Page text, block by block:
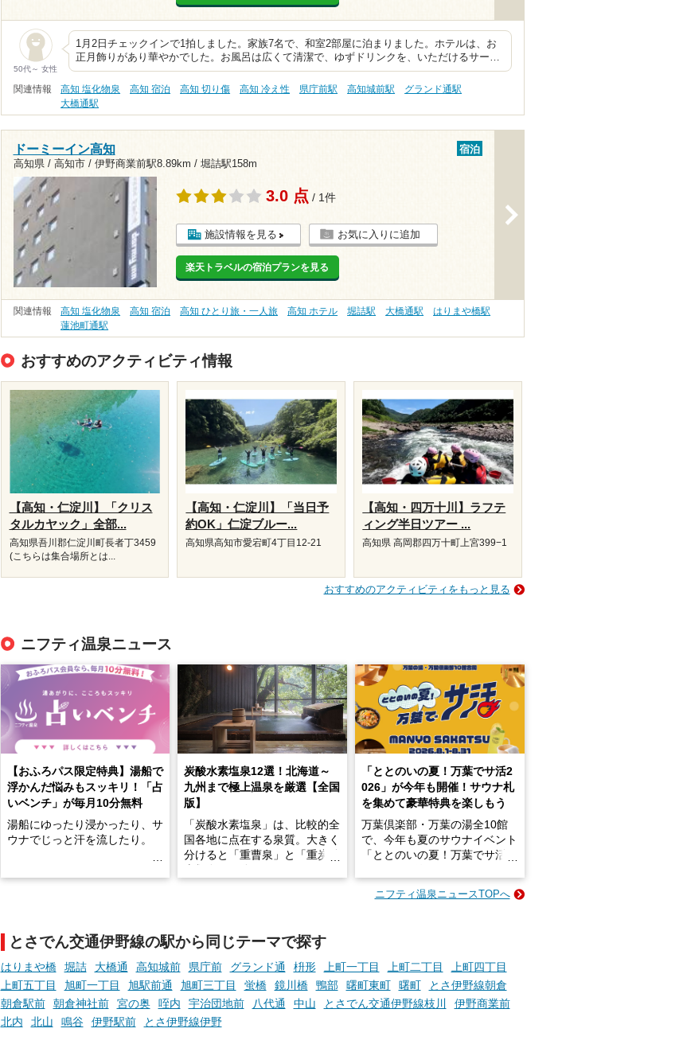
50代～ 女性
1月2日チェックインで1拍しました。家族7名で、和室2部屋に泊まりました。ホテルは、お
正月飾りがあり華やかでした。お風呂は広くて清潔で、ゆずドリンクを、いただけるサー…
関連情報 高知 塩化物泉 高知 宿泊 高知 切り傷 高知 冷え性 県庁前駅 高知城前駅
グランド通駅
大橋通駅
ドーミーイン高知
高知県 / 高知市 / 伊野商業前駅8.89km / 堀詰駅158m
宿泊
3.0 点 / 1件
施設情報を見る お気に入りに追加
楽天トラベルの宿泊プランを見る
関連情報 高知 塩化物泉 高知 宿泊 高知 ひとり旅・一人旅 高知 ホテル 堀詰駅 大橋通駅
はりまや橋駅
蓮池町通駅
おすすめのアクティビティ情報
【高知・仁淀川】「クリス
タルカヤック」全部...
高知県吾川郡仁淀川町長者丁3459
(こちらは集合場所とは...
【高知・仁淀川】「当日予
約OK」仁淀ブルー...
高知県高知市愛宕町4丁目12-21
【高知・四万十川】ラフテ
ィング半日ツアー ...
高知県 高岡郡四万十町上宮399−1
おすすめのアクティビティをもっと見る
ニフティ温泉ニュース
【おふろパス限定特典】湯船で
浮かんだ悩みもスッキリ！「占
いベンチ」が毎月10分無料
湯船にゆったり浸かったり、サ
ウナでじっと汗を流したり。
っとした悩み」が、頭に浮かん
でくることはありませんか？
お風呂でリラックスしているか
炭酸水素塩泉12選！北海道～
九州まで極上温泉を厳選【全国
版】
「炭酸水素塩泉」は、比較的全
国各地に点在する泉質。大きく
分けると「重曹泉」と「重炭酸
す。
今回は筆者自ら入浴した中か
ら、日本各地にある炭酸水素塩
泉を12施設セレクト。すべて
日帰り入浴可能で、源泉かけ流
「ととのいの夏！万葉でサ活2
026」が今年も開催！サウナ札
を集めて豪華特典を楽しもう
万葉倶楽部・万葉の湯全10館
で、今年も夏のサウナイベント
「ととのいの夏！万葉でサ活2
2026年8月1日（土）～8月31
札」を集めることで、オリジナ
ルグッズや無料券などの特典と
交換可能。
ニフティ温泉ニュースTOPへ
とさでん交通伊野線の駅から同じテーマで探す
はりまや橋 堀詰 大橋通 高知城前 県庁前 グランド通 枡形 上町一丁目 上町二丁目
上町四丁目
上町五丁目
旭町一丁目 旭駅前通 旭町三丁目 蛍橋 鏡川橋 鴨部 曙町東町 曙町
とさ伊野線朝倉
朝倉駅前
朝倉神社前 宮の奥 咥内 宇治団地前 八代通 中山 とさでん交通伊野線枝川
伊野商業前
北内
北山 鳴谷 伊野駅前 とさ伊野線伊野